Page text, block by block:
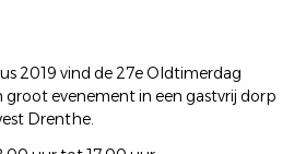
2019 vind de 27e Oldtimerdag
groot evenement in een gastvrij dorp
Drenthe.